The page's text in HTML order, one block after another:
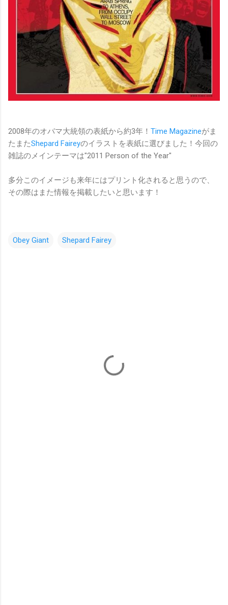
2008年のオバマ大統領の表紙から約3年！ Time Magazineがま
たまたShepard Faireyのイラストを表紙に選びました！今回の
雑誌のメインテーマは"2011 Person of the Year"
多分このイメージも来年にはプリント化されると思うので、
その際はまた情報を掲載したいと思います！
Obey Giant Shepard Fairey